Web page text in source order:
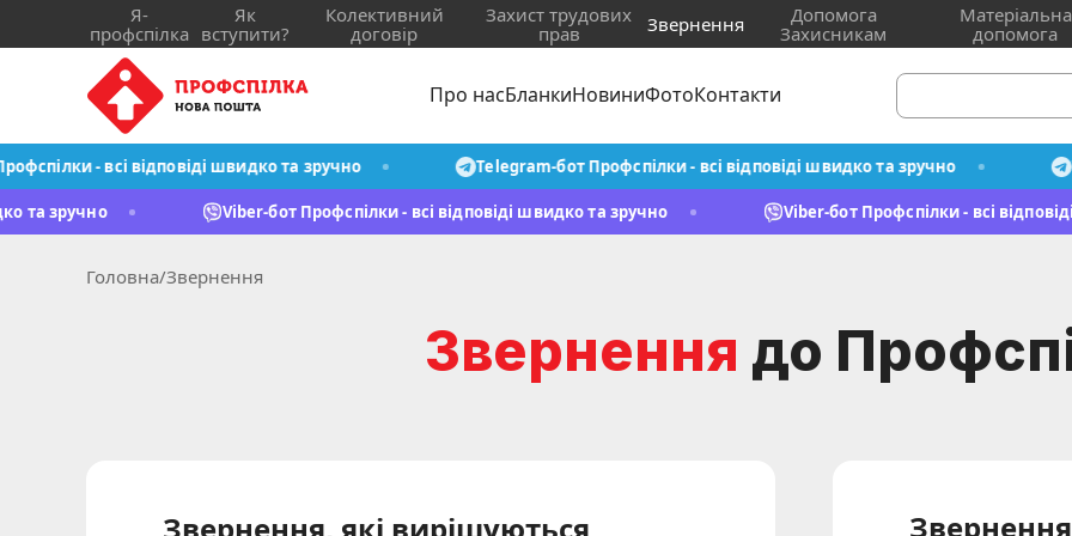
Я-
профспілка
Як
вступити?
Колективний
договір
Захист трудових
прав
Звернення
Допомога
Захисникам
Матеріальна
допомога
Про насБланкиНовиниФотоКонтакти
- всі відповіді швидко та зручно Telegram-бот Профспілки - всі відповіді швидко та зручно
та зручно Viber-бот Профспілки - всі відповіді швидко та зручно Viber-бот Профспілки - всі
Головна/Звернення
Звернення до